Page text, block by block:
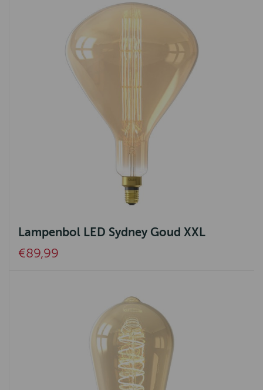
Lampenbol LED Sydney Goud XXL
€89,99